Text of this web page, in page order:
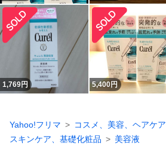
1,769円 5,400円
Yahoo!フリマ
コスメ、美容、ヘアケア
スキンケア、基礎化粧品
美容液